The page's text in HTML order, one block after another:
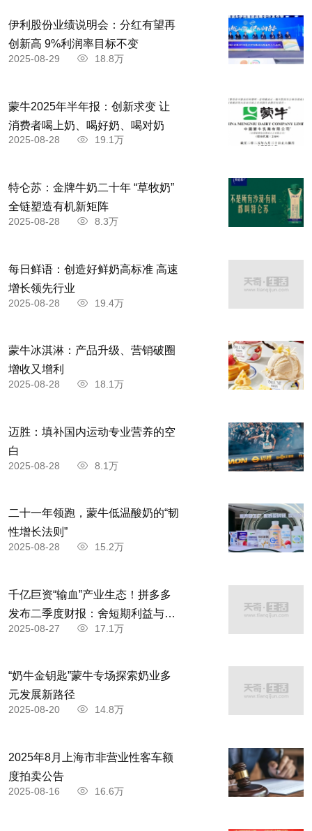
伊利股份业绩说明会：分红有望再
创新高 9%利润率目标不变
2025-08-29 18.8万
蒙牛2025年半年报：创新求变 让
消费者喝上奶、喝好奶、喝对奶
2025-08-28 19.1万
特仑苏：金牌牛奶二十年 “草牧奶”
全链塑造有机新矩阵
2025-08-28 8.3万
每日鲜语：创造好鲜奶高标准 高速
增长领先行业
2025-08-28 19.4万
蒙牛冰淇淋：产品升级、营销破圈
增收又增利
2025-08-28 18.1万
迈胜：填补国内运动专业营养的空
白
2025-08-28 8.1万
二十一年领跑，蒙牛低温酸奶的“韧
性增长法则”
2025-08-28 15.2万
千亿巨资“输血”产业生态！拼多多
发布二季度财报：舍短期利益与商
家共赴高质量发展
2025-08-27 17.1万
“奶牛金钥匙”蒙牛专场探索奶业多
元发展新路径
2025-08-20 14.8万
2025年8月上海市非营业性客车额
度拍卖公告
2025-08-16 16.6万